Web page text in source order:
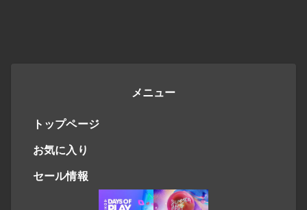
メニュー
トップページ
お気に入り
セール情報